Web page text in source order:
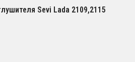
Sevi Lada 2109,2115